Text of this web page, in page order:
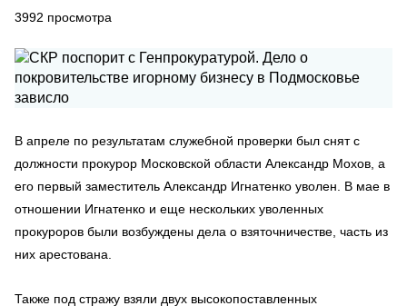
3992 просмотра
В апреле по результатам служебной проверки был снят с
должности прокурор Московской области Александр Мохов, а
его первый заместитель Александр Игнатенко уволен. В мае в
отношении Игнатенко и еще нескольких уволенных
прокуроров были возбуждены дела о взяточничестве, часть из
них арестована.
Также под стражу взяли двух высокопоставленных